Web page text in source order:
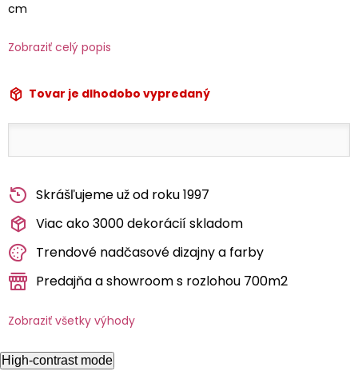
cm
Zobraziť celý popis
Tovar je dlhodobo vypredaný
Skrášľujeme už od roku 1997
Viac ako 3000 dekorácií skladom
Trendové nadčasové dizajny a farby
Predajňa a showroom s rozlohou 700m2
Zobraziť všetky výhody
High-contrast mode